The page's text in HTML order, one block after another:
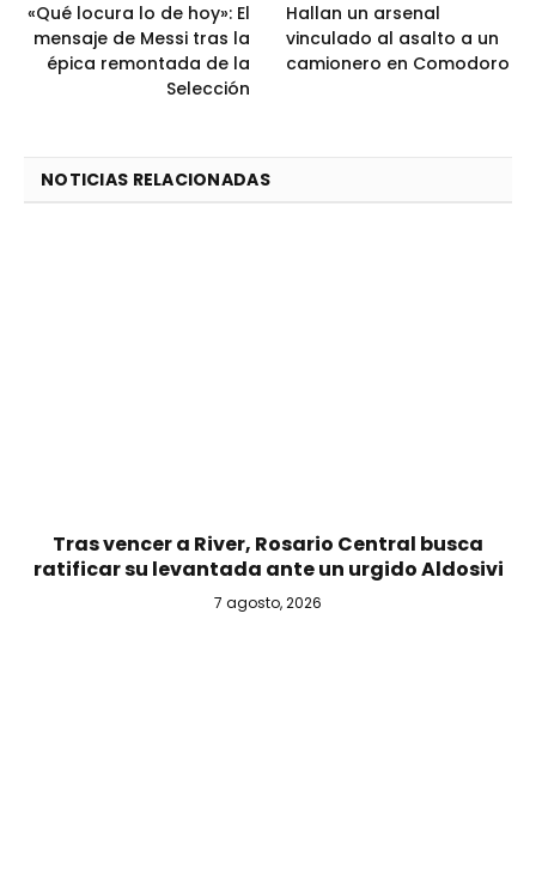
«Qué locura lo de hoy»: El
mensaje de Messi tras la
épica remontada de la
Selección
Hallan un arsenal
vinculado al asalto a un
camionero en Comodoro
NOTICIAS RELACIONADAS
Tras vencer a River, Rosario Central busca
ratificar su levantada ante un urgido Aldosivi
7 agosto, 2026